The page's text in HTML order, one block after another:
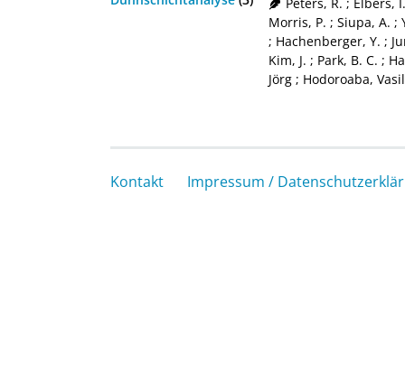
Peters, R. ; Elbers, I.
Morris, P. ; Siupa, A. ;
; Hachenberger, Y. ;
Kim, J. ; Park, B. C. ;
Jörg ; Hodoroaba,
Kontakt Impressum /